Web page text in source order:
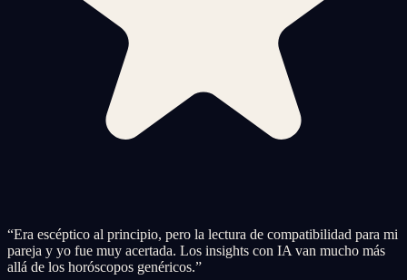
“Era escéptico al principio, pero la lectura de compatibilidad para mi
pareja y yo fue muy acertada. Los insights con IA van mucho más
allá de los horóscopos genéricos.”